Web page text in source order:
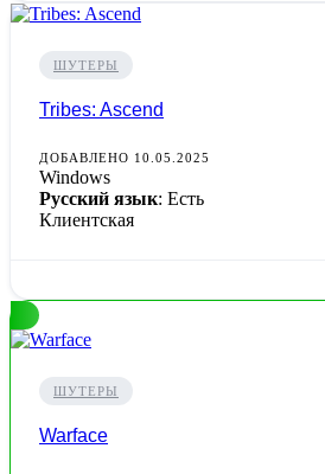
ШУТЕРЫ
Tribes: Ascend
ДОБАВЛЕНО 10.05.2025
Windows
Русский язык: Есть
Клиентская
ШУТЕРЫ
Warface